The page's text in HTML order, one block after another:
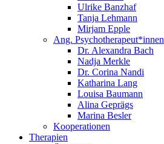
Ulrike Banzhaf
Tanja Lehmann
Mirjam Epple
Ang. Psychotherapeut*innen
Dr. Alexandra Bach
Nadja Merkle
Dr. Corina Nandi
Katharina Lang
Louisa Baumann
Alina Geprägs
Marina Besler
Kooperationen
Therapien